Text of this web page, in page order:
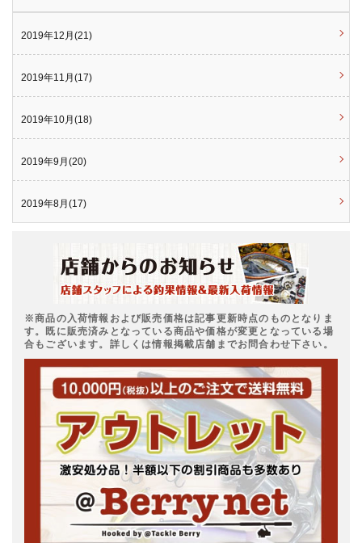
2019年12月(21)
2019年11月(17)
2019年10月(18)
2019年9月(20)
2019年8月(17)
※商品の入荷情報および販売価格は記事更新時点のものとなりま
す。既に販売済みとなっている商品や価格が変更となっている場
合もございます。詳しくは情報掲載店舗までお問合わせ下さい。